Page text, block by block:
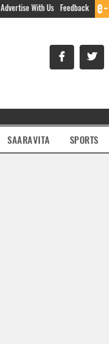
Advertise With Us Feedback
SAARAVITA SPORTS